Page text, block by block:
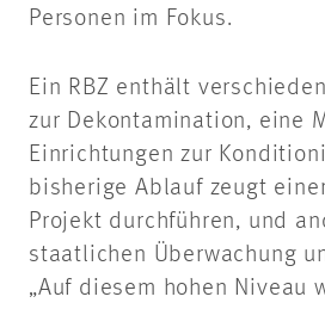
Personen im Fokus.
Ein RBZ enthält
zur Dekontamination, eine
Einrichtungen zur
bisherige Ablauf zeugt
Projekt durchführen, und
staatlichen Überwachung
„Auf diesem hohen Niveau